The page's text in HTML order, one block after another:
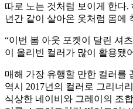
따로 노는 것처럼 보이게 한다
년간 같이 살아온 옷처럼 몸에
“이번 봄 아웃 포켓이 달린 셔
이 올리빈 컬러가 많이 활용됐
매해 가장 유행할 만한 컬러를
역시 2017년의 컬러로 그리너
식상한 네이비와 그레이의 조